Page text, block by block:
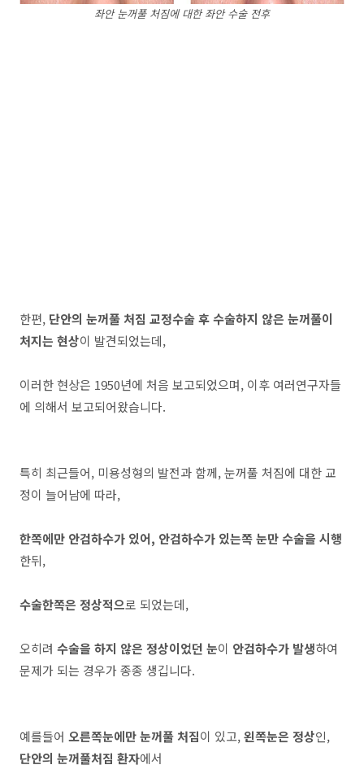
좌안 눈꺼풀 처짐에 대한 좌안 수술 전후
한편, 단안의 눈꺼풀 처짐 교정수술 후 수술하지 않은 눈꺼풀이
처지는 현상이 발견되었는데,
이러한 현상은 1950년에 처음 보고되었으며, 이후 여러연구자들
에 의해서 보고되어왔습니다.
특히 최근들어, 미용성형의 발전과 함께, 눈꺼풀 처짐에 대한 교
정이 늘어남에 따라,
한쪽에만 안검하수가 있어, 안검하수가 있는쪽 눈만 수술을 시행
한뒤,
수술한쪽은 정상적으로 되었는데,
오히려 수술을 하지 않은 정상이었던 눈이 안검하수가 발생하여
문제가 되는 경우가 종종 생깁니다.
예를들어 오른쪽눈에만 눈꺼풀 처짐이 있고,왼쪽눈은 정상인,
단안의 눈꺼풀처짐 환자에서